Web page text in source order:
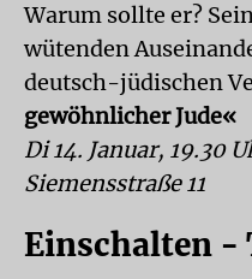
Warum sollte er?
wütenden
deutsch-jüdischen
gewöhnlicher Jude«
Di 14. Januar, 19.30
Siemensstraße 11
Einschalten -